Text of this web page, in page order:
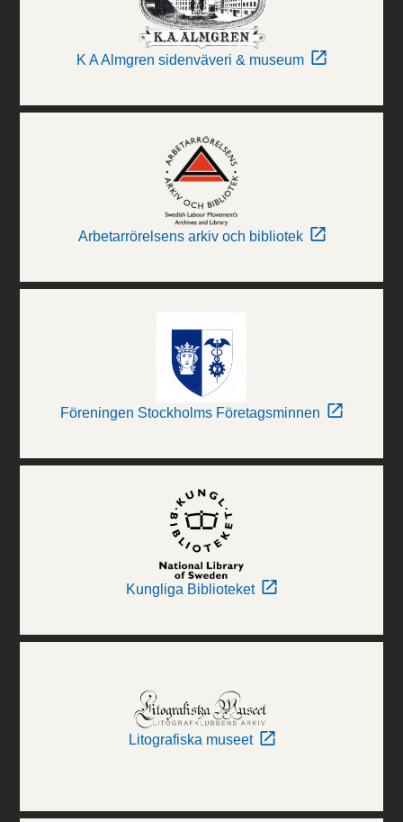
K A Almgren sidenväveri & museum
Arbetarrörelsens arkiv och bibliotek
Föreningen Stockholms Företagsminnen
Kungliga Biblioteket
Litografiska museet